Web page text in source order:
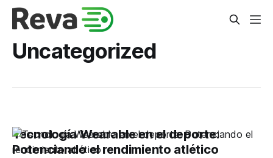
Uncategorized
Tecnología Wearable en el deporte:
Potenciando el rendimiento atlético